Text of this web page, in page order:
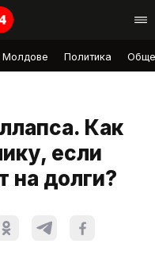
Политика
Как
если
на долги?